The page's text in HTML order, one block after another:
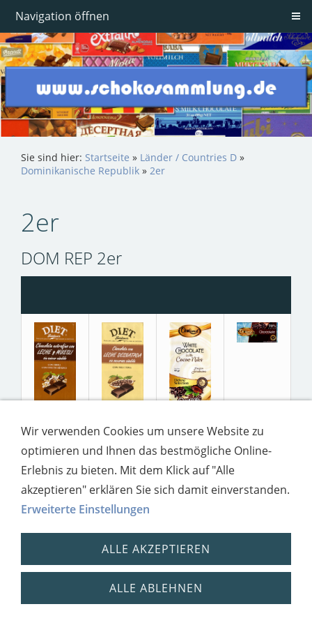
Navigation öffnen
Sie sind hier: Startseite » Länder / Countries D »
Dominikanische Republik » 2er
2er
DOM REP 2er
Impressum Datenschutz
Wir verwenden Cookies um unsere Website zu
optimieren und Ihnen das bestmögliche Online-
Erlebnis zu bieten. Mit dem Klick auf "Alle
akzeptieren" erklären Sie sich damit einverstanden.
Erweiterte Einstellungen
ALLE AKZEPTIEREN
ALLE ABLEHNEN